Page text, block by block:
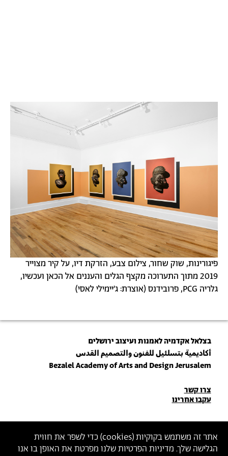
אתר זה משתמש בקוקיות (cookies) כדי לשפר את חווית
הגלישה שלך. מדיניות הפרטיות שלנו מפרטת את האופן בו אנו
פיגורינות, שוק שחור, צילום צבע, הזרקת דיו, על קיר מצוייר
2019 מתוך התערוכה מקצף הגלים והעננים אל הכאן ועכשיו,
גלריה PCG, פרובידנס (אוצרת: ג׳יימילי לאסי)
בצלאל אקדמיה לאמנות ועיצוב ירושלים
أكاديمية بتسلئيل للفنون والتصميم القدس
Bezalel Academy of Arts and Design Jerusalem
פרטי
יצירת
קשר
צרו קשר
עקבו אחרינו
הצטרפו לניוזלטר שלנו